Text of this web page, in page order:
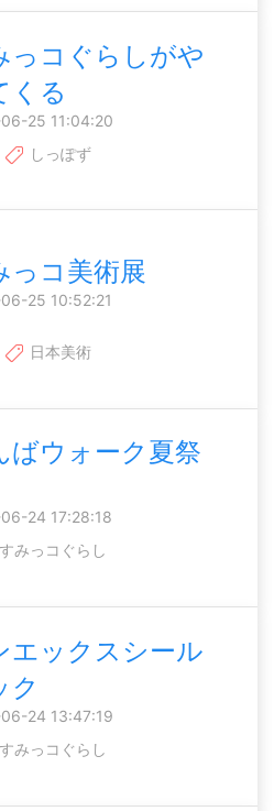
っコぐらしがや
くる
25 11:04:20
しっぽず
っコ美術展
25 10:52:21
日本美術
ばウォーク夏祭
24 17:28:18
すみっコぐらし
エックスシール
ク
24 13:47:19
すみっコぐらし